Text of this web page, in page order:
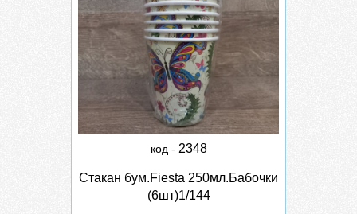
код - 2348
Стакан бум.Fiesta 250мл.Бабочки
(6шт)1/144